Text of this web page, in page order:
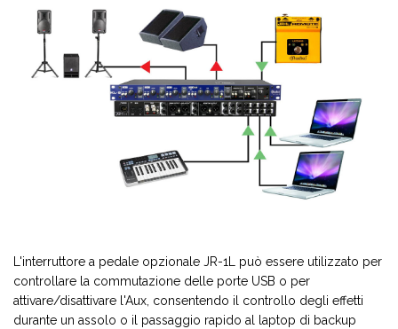
L'interruttore a pedale opzionale JR-1L può essere utilizzato per
controllare la commutazione delle porte USB o per
attivare/disattivare l'Aux, consentendo il controllo degli effetti
durante un assolo o il passaggio rapido al laptop di backup